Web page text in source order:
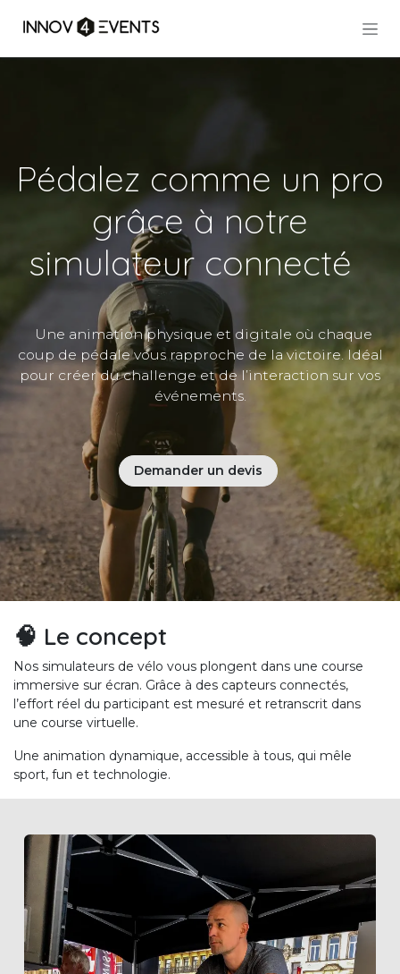
Pédalez comme un pro
grâce à notre
simulateur connecté
Une animation physique et digitale où chaque
coup de pédale vous rapproche de la victoire. Idéal
pour créer du challenge et de l’interaction sur vos
événements.
Demander un devis
🧠 Le concept
Nos simulateurs de vélo vous plongent dans une course
immersive sur écran. Grâce à des capteurs connectés,
l’effort réel du participant est mesuré et retranscrit dans
une course virtuelle.
Une animation dynamique, accessible à tous, qui mêle
sport, fun et technologie.